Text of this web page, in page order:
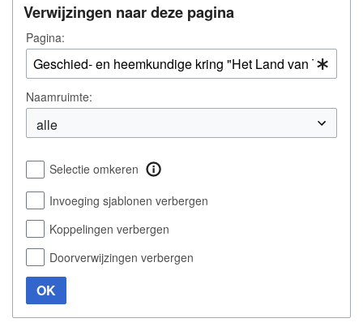
Overig
Verenigingsinfo
Verwijzingen naar deze pagina
Pagina:
Naamruimte:
Selectie omkeren
Invoeging sjablonen verbergen
Koppelingen verbergen
Doorverwijzingen verbergen
OK